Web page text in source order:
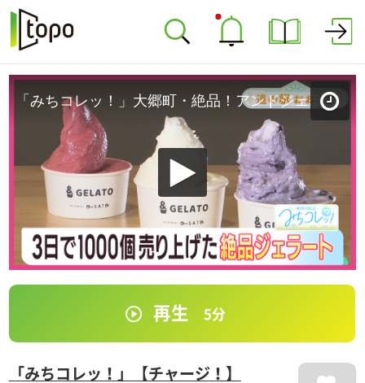
「みちコレッ！」大郷町・絶品！アンドジェラート 【道の駅おおさと】
再生 5分
「みちコレッ！」【チャージ！】